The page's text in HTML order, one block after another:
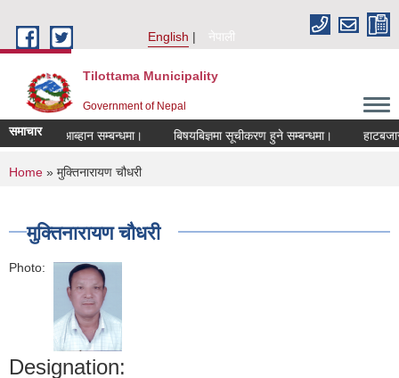
English
नेपाली
Tilottama Municipality
Government of Nepal
समाचारआब्हान सम्बन्धमा। बिषयबिज्ञमा सूचीकरण हुने सम्बन्धमा। हाटबजार
You are here
Home » मुक्तिनारायण चौधरी
मुक्तिनारायण चौधरी
Photo:
Designation: